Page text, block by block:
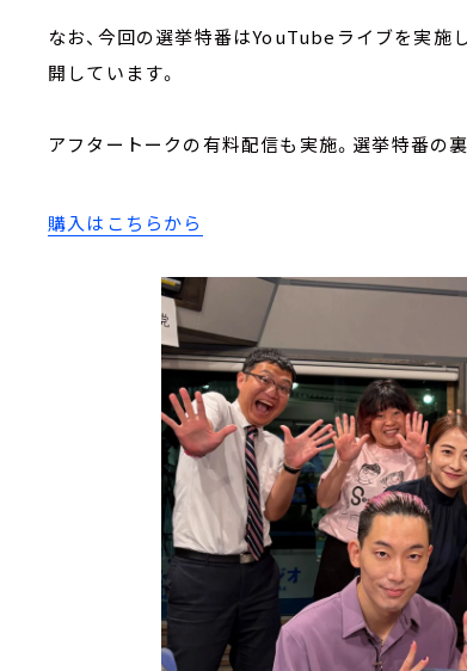
なお、今回の選挙特番はYouTubeライブを実施
開しています。
アフタートークの有料配信も実施。選挙特番の
購入はこちらから